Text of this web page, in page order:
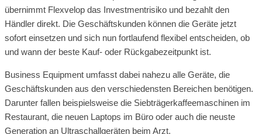
übernimmt Flexvelop das Investmentrisiko und bezahlt den
Händler direkt. Die Geschäftskunden können die Geräte jetzt
sofort einsetzen und sich nun fortlaufend flexibel entscheiden, ob
und wann der beste Kauf- oder Rückgabezeitpunkt ist.
Business Equipment umfasst dabei nahezu alle Geräte, die
Geschäftskunden aus den verschiedensten Bereichen benötigen.
Darunter fallen beispielsweise die Siebträgerkaffeemaschinen im
Restaurant, die neuen Laptops im Büro oder auch die neuste
Generation an Ultraschallgeräten beim Arzt.